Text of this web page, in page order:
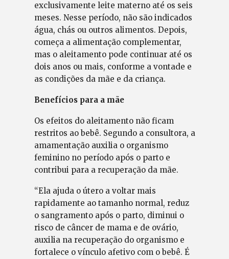
exclusivamente leite materno até os seis
meses. Nesse período, não são indicados
água, chás ou outros alimentos. Depois,
começa a alimentação complementar,
mas o aleitamento pode continuar até os
dois anos ou mais, conforme a vontade e
as condições da mãe e da criança.
Benefícios para a mãe
Os efeitos do aleitamento não ficam
restritos ao bebê. Segundo a consultora, a
amamentação auxilia o organismo
feminino no período após o parto e
contribui para a recuperação da mãe.
“Ela ajuda o útero a voltar mais
rapidamente ao tamanho normal, reduz
o sangramento após o parto, diminui o
risco de câncer de mama e de ovário,
auxilia na recuperação do organismo e
fortalece o vínculo afetivo com o bebê. É